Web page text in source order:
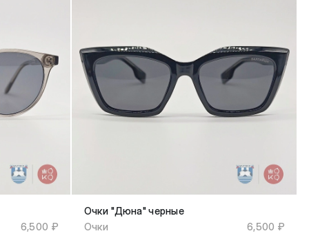
6,500 ₽
Очки "Дюна" черные
Очки
6,500 ₽